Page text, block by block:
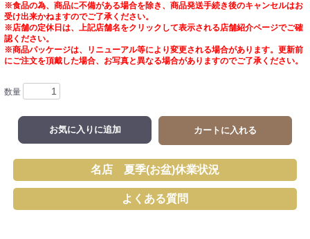
※食品の為、商品に不備がある場合を除き、商品発送手続き後のキャンセルはお
受け出来かねますのでご了承ください。
※店舗の定休日は、上記店舗名をクリックして表示される店舗紹介ページでご確
認ください。
※商品パッケージは、リニューアル等により変更される場合があります。更新前
にご注文を頂戴した場合、お写真と異なる場合がありますのでご了承ください。
数量
お気に入りに追加 カートに入れる
名店 夏季(お盆)休業状況
よくある質問